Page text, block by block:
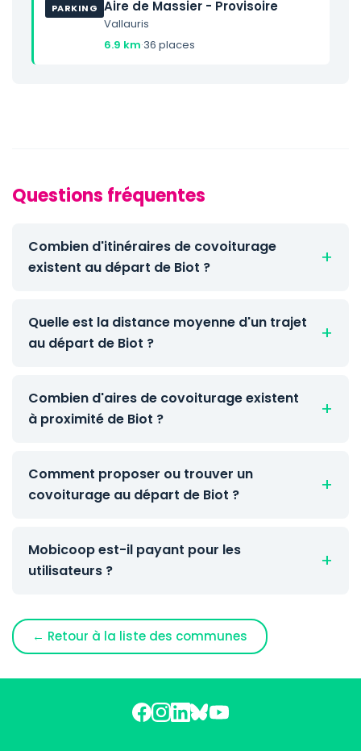
PARKING Aire de Massier - Provisoire
Vallauris
6.9 km·36 places
Questions fréquentes
Combien d'itinéraires de covoiturage
existent au départ de Biot ?
Quelle est la distance moyenne d'un trajet
au départ de Biot ?
Combien d'aires de covoiturage existent
à proximité de Biot ?
Comment proposer ou trouver un
covoiturage au départ de Biot ?
Mobicoop est-il payant pour les
utilisateurs ?
← Retour à la liste des communes